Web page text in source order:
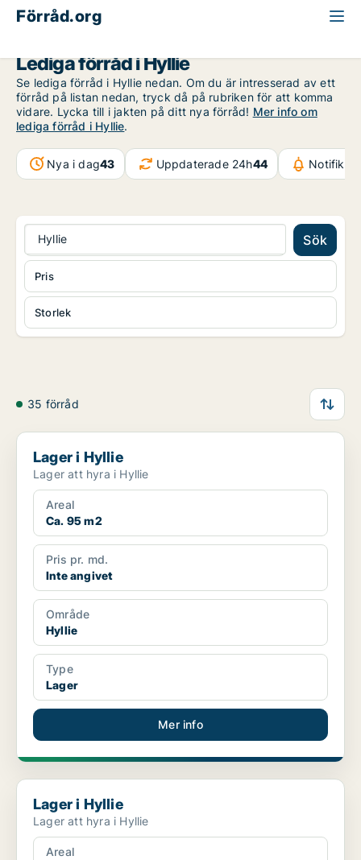
Förråd.org
Lediga förråd i Hyllie
Se lediga förråd i Hyllie nedan. Om du är intresserad av ett
förråd på listan nedan, tryck då på rubriken för att komma
vidare. Lycka till i jakten på ditt nya förråd! Mer info om
lediga förråd i Hyllie.
Nya i dag43 Uppdaterade 24h44
Hyllie Sök
Storlek
Pris
35 förråd
Lager i Hyllie
Lager i Hyllie
Lager att hyra i Hyllie
Areal
Ca. 95 m2
Pris pr. md.
Inte angivet
Område
Hyllie
Type
Lager
Mer info
Lager i Hyllie
Lager i Hyllie
Lager att hyra i Hyllie
Areal